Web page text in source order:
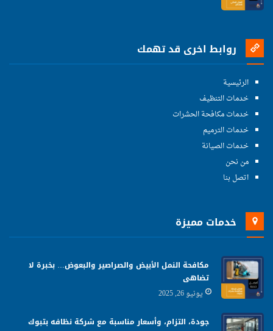
روابط اخرى قد تهمك
الرئيسية
خدمات التنظيف
خدمات مكافحة الحشرات
خدمات الترميم
خدمات الصيانة
من نحن
اتصل بنا
خدمات مميزة
مكافحة النمل الأبيض والصراصير والبعوض… بخبرة لا
تضاهى
يونيو 26, 2025
جودة، التزام، وأسعار مناسبة مع شركة نظافه بتبوك